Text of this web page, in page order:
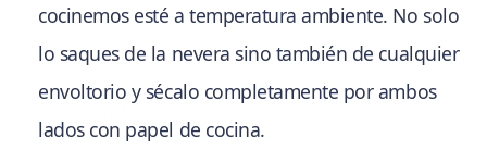
cocinemos esté a temperatura ambiente. No solo
lo saques de la nevera sino también de cualquier
envoltorio y sécalo completamente por ambos
lados con papel de cocina.